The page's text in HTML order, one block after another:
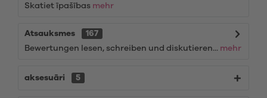
Skatiet īpašības mehr
Atsauksmes
167
Bewertungen lesen, schreiben und diskutieren... mehr
aksesuāri 5